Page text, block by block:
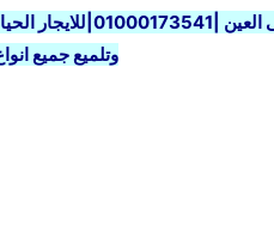
الحياة
وتلميع جميع